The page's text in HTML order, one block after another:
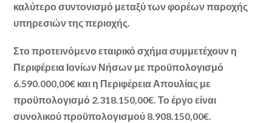
καλύτερο συντονισμό μεταξύ των φορέων παροχής
υπηρεσιών της περιοχής.
Στο προτεινόμενο εταιρικό σχήμα συμμετέχουν η
Περιφέρεια Ιονίων Νήσων με προϋπολογισμό
6.590.000,00€ και η Περιφέρεια Απουλίας με
προϋπολογισμό 2.318.150,00€. Το έργο είναι
συνολικού προϋπολογισμού 8.908.150,00€.